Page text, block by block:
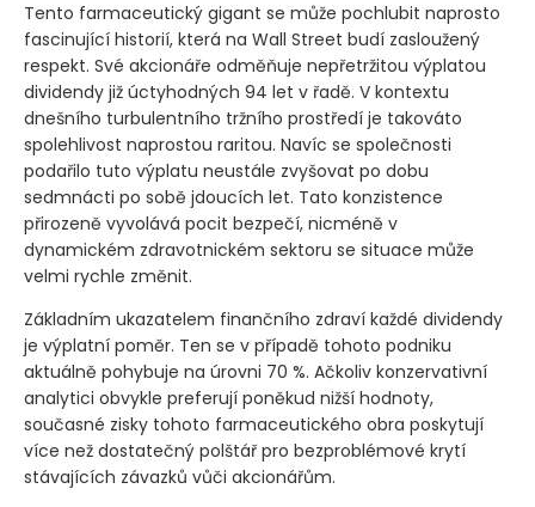
Tento farmaceutický gigant se může pochlubit naprosto
fascinující historií, která na Wall Street budí zasloužený
respekt. Své akcionáře odměňuje nepřetržitou výplatou
dividendy již úctyhodných 94 let v řadě. V kontextu
dnešního turbulentního tržního prostředí je takováto
spolehlivost naprostou raritou. Navíc se společnosti
podařilo tuto výplatu neustále zvyšovat po dobu
sedmnácti po sobě jdoucích let. Tato konzistence
přirozeně vyvolává pocit bezpečí, nicméně v
dynamickém zdravotnickém sektoru se situace může
velmi rychle změnit.
Základním ukazatelem finančního zdraví každé dividendy
je výplatní poměr. Ten se v případě tohoto podniku
aktuálně pohybuje na úrovni 70 %. Ačkoliv konzervativní
analytici obvykle preferují poněkud nižší hodnoty,
současné zisky tohoto farmaceutického obra poskytují
více než dostatečný polštář pro bezproblémové krytí
stávajících závazků vůči akcionářům.